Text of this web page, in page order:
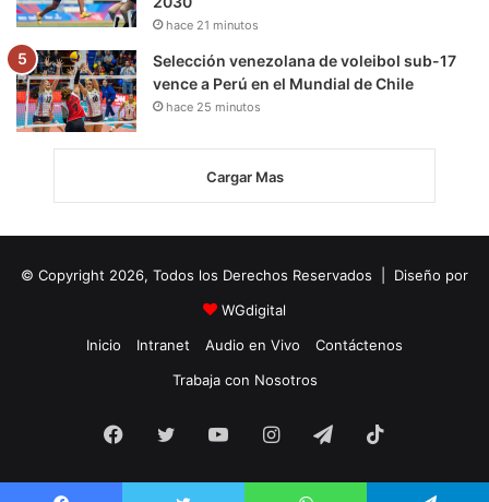
hace 21 minutos
Selección venezolana de voleibol sub-17
vence a Perú en el Mundial de Chile
hace 25 minutos
Cargar Mas
© Copyright 2026, Todos los Derechos Reservados | Diseño por
WGdigital
Inicio
Intranet Audio en Vivo
Contáctenos
Trabaja con Nosotros
Facebook
Twitter YouTubeInstagramTelegram